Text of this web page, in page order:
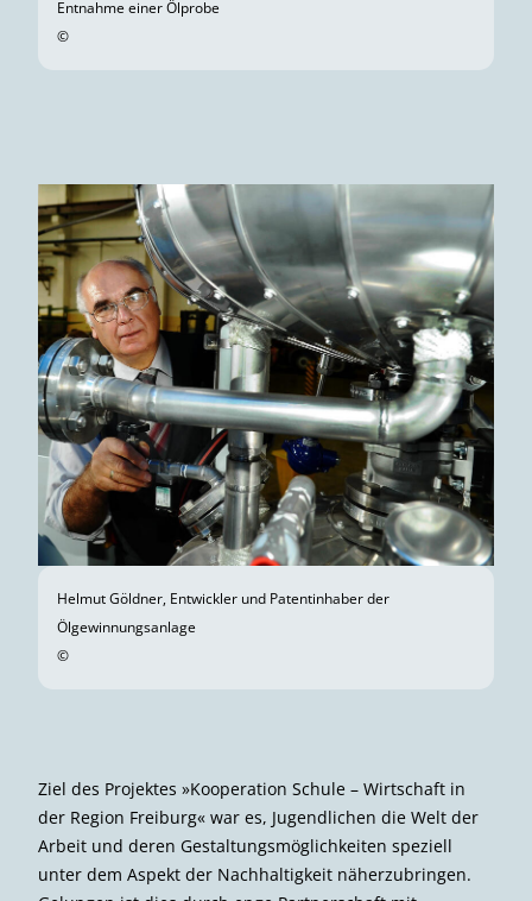
Entnahme einer Ölprobe
©
Helmut Göldner, Entwickler und Patentinhaber der
Ölgewinnungsanlage
©
Ziel des Projektes »Kooperation Schule – Wirtschaft in
der Region Freiburg« war es, Jugendlichen die Welt der
Arbeit und deren Gestaltungsmöglichkeiten speziell
unter dem Aspekt der Nachhaltigkeit näherzubringen.